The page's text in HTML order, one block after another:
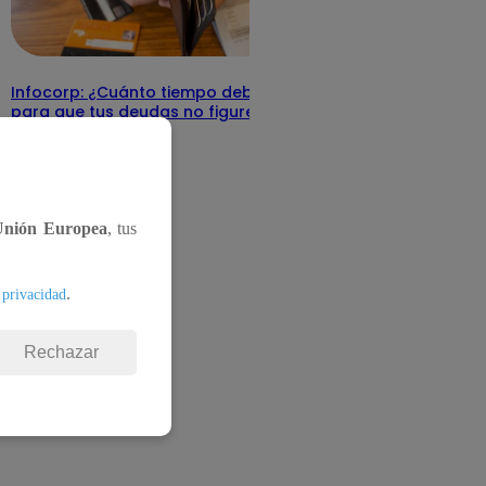
Infocorp: ¿Cuánto tiempo debe pasar
para que tus deudas no figuren en su
Europea, tus
.
Rechazar